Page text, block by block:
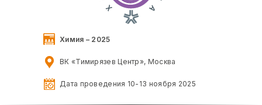
Дата проведения 10-13 ноября 2025
ВК «Тимирязев Центр», Москва
Химия – 2025